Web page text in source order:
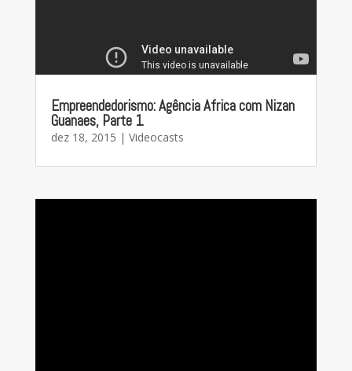
Empreendedorismo: Agência Africa com Nizan
Guanaes, Parte 1
dez 18, 2015 | Videocasts